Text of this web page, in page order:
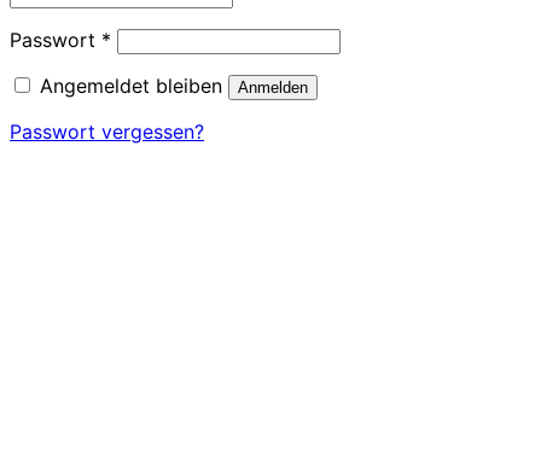
Passwort * Erforderlich
Angemeldet bleiben
Anmelden
Passwort vergessen?